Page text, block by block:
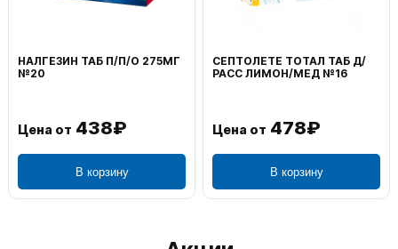
НАЛГЕЗИН ТАБ П/П/О 275МГ
№20
Цена от 438₽
В корзину
СЕПТОЛЕТЕ ТОТАЛ ТАБ Д/
РАСС ЛИМОН/МЕД №16
Цена от 478₽
В корзину